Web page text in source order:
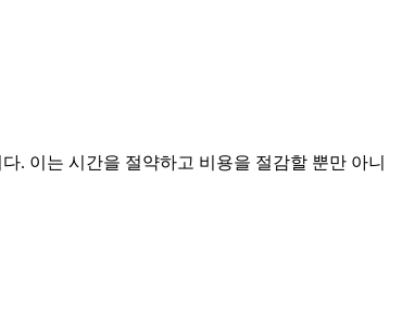
. 이는 시간을 절약하고 비용을 절감할 뿐만 아니